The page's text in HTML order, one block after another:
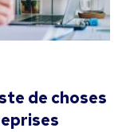
de choses